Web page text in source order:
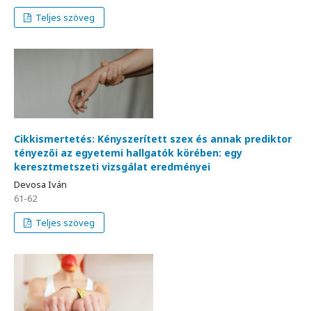
Teljes szöveg
Cikkismertetés: Kényszerített szex és annak prediktor
tényezői az egyetemi hallgatók körében: egy
keresztmetszeti vizsgálat eredményei
Devosa Iván
61-62
Teljes szöveg